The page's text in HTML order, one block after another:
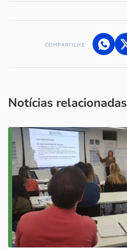
COMPARTILHE
Notícias relacionadas